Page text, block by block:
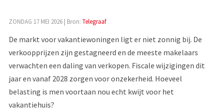
ZONDAG 17 MEI 2026| Bron: Telegraaf
De markt voor vakantiewoningen ligt er niet zonnig bij. De
verkoopprijzen zijn gestagneerd en de meeste makelaars
verwachten een daling van verkopen. Fiscale wijzigingen dit
jaar en vanaf 2028 zorgen voor onzekerheid. Hoeveel
belasting is men voortaan nou echt kwijt voor het
vakantiehuis?